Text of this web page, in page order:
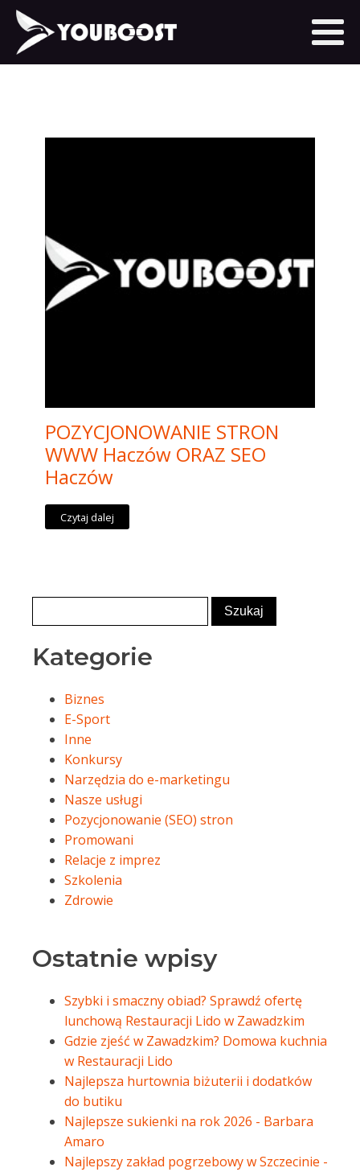
POZYCJONOWANIE STRON
WWW Haczów ORAZ SEO
Haczów
Czytaj dalej
Kategorie
Biznes
E-Sport
Inne
Konkursy
Narzędzia do e-marketingu
Nasze usługi
Pozycjonowanie (SEO) stron
Promowani
Relacje z imprez
Szkolenia
Zdrowie
Ostatnie wpisy
Szybki i smaczny obiad? Sprawdź ofertę
lunchową Restauracji Lido w Zawadzkim
Gdzie zjeść w Zawadzkim? Domowa kuchnia
w Restauracji Lido
Najlepsza hurtownia biżuterii i dodatków
do butiku
Najlepsze sukienki na rok 2026 - Barbara
Amaro
Najlepszy zakład pogrzebowy w Szczecinie -